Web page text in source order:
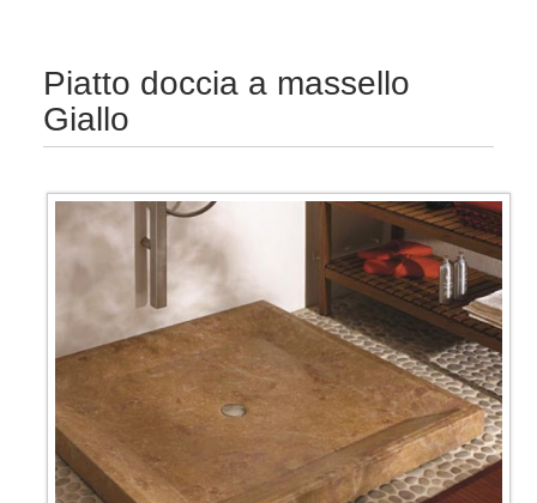
Piatto doccia a massello
Giallo